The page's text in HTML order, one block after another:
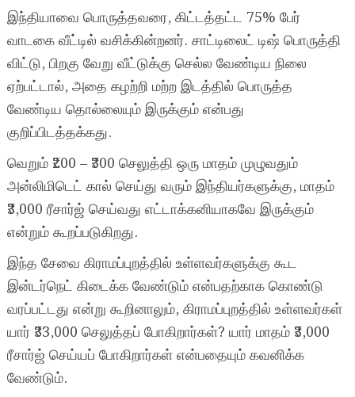
இந்தியாவை பொருத்தவரை, கிட்டத்தட்ட 75% பேர்
வாடகை வீட்டில் வசிக்கின்றனர். சாட்டிலைட் டிஷ் பொருத்தி
விட்டு, பிறகு வேறு வீட்டுக்கு செல்ல வேண்டிய நிலை
ஏற்பட்டால், அதை கழற்றி மற்ற இடத்தில் பொருத்த
வேண்டிய தொல்லையும் இருக்கும் என்பது
குறிப்பிடத்தக்கது.
வெறும் ₹200 – ₹300 செலுத்தி ஒரு மாதம் முழுவதும்
அன்லிமிடெட் கால் செய்து வரும் இந்தியர்களுக்கு, மாதம்
₹3,000 ரீசார்ஜ் செய்வது எட்டாக்கனியாகவே இருக்கும்
என்றும் கூறப்படுகிறது.
இந்த சேவை கிராமப்புறத்தில் உள்ளவர்களுக்கு கூட
இன்டர்நெட் கிடைக்க வேண்டும் என்பதற்காக கொண்டு
வரப்பட்டது என்று கூறினாலும், கிராமப்புறத்தில் உள்ளவர்கள்
யார் ₹33,000 செலுத்தப் போகிறார்கள்? யார் மாதம் ₹3,000
ரீசார்ஜ் செய்யப் போகிறார்கள் என்பதையும் கவனிக்க
வேண்டும்.